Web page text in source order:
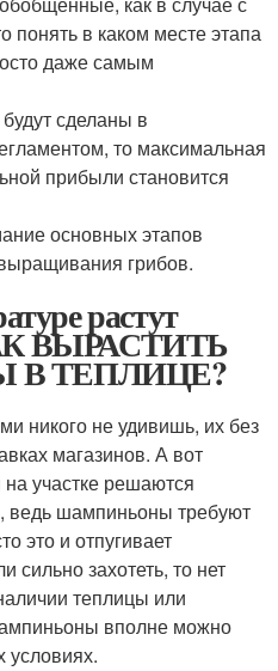
в каком месте этапа
даже самым
сделаны в
то максимальная
прибыли становится
основных этапов
грибов.
растут
ВЫРАСТИТЬ
ТЕПЛИЦЕ?
никого не удивишь, их без
магазинов. А вот
участке решаются
ведь шампиньоны требуют
это и отпугивает
захотеть, то нет
теплицы или
вполне можно
условиях.